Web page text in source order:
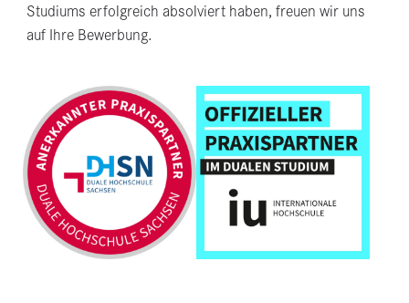
Studiums erfolgreich absolviert haben, freuen wir uns
auf Ihre Bewerbung.